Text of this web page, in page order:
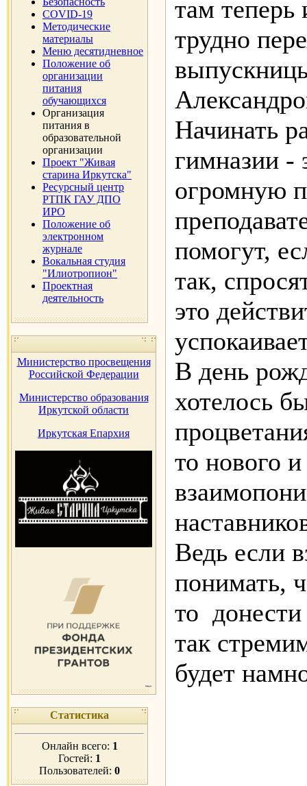
COVID-19
Методические
материалы
Меню десятидневное
Положение об
организации
питания
обучающихся
Организация
питания в
образовательной
организации
Проект "Живая
старина Иркутска"
Ресурсный центр
РТПК ГАУ ДПО
ИРО
Положение об
электронном
журнале
Вокальная студия
"Илиотропион"
Проектная
деятельность
Министерство просвещения
Российской Федерации
Министерство образования
Иркутской области
Иркутская Епархия
Статистика
Онлайн всего: 1
Гостей: 1
Пользователей: 0
там теперь
трудно
Начинать
гимназии -
огромную
помогут,
так,
это
В день
хотелось
то нового
Ведь если
понимать,
то
так
будет